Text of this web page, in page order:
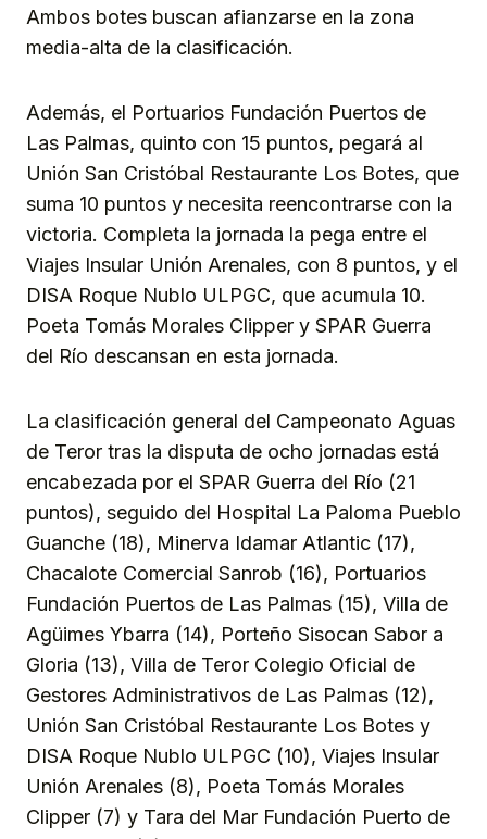
Ambos botes buscan afianzarse en la zona
media-alta de la clasificación.
Además, el Portuarios Fundación Puertos de
Las Palmas, quinto con 15 puntos, pegará al
Unión San Cristóbal Restaurante Los Botes, que
suma 10 puntos y necesita reencontrarse con la
victoria. Completa la jornada la pega entre el
Viajes Insular Unión Arenales, con 8 puntos, y el
DISA Roque Nublo ULPGC, que acumula 10.
Poeta Tomás Morales Clipper y SPAR Guerra
del Río descansan en esta jornada.
La clasificación general del Campeonato Aguas
de Teror tras la disputa de ocho jornadas está
encabezada por el SPAR Guerra del Río (21
puntos), seguido del Hospital La Paloma Pueblo
Guanche (18), Minerva Idamar Atlantic (17),
Chacalote Comercial Sanrob (16), Portuarios
Fundación Puertos de Las Palmas (15), Villa de
Agüimes Ybarra (14), Porteño Sisocan Sabor a
Gloria (13), Villa de Teror Colegio Oficial de
Gestores Administrativos de Las Palmas (12),
Unión San Cristóbal Restaurante Los Botes y
DISA Roque Nublo ULPGC (10), Viajes Insular
Unión Arenales (8), Poeta Tomás Morales
Clipper (7) y Tara del Mar Fundación Puerto de